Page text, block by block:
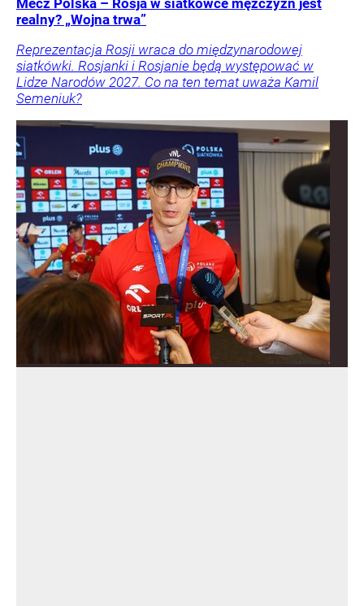
Mecz Polska – Rosja w siatkówce mężczyzn jest
realny? „Wojna trwa”
Reprezentacja Rosji wraca do międzynarodowej
siatkówki. Rosjanki i Rosjanie będą występować w
Lidze Narodów 2027. Co na ten temat uważa Kamil
Semeniuk?